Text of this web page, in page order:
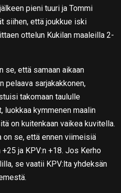
pieni tuuri ja Tommi
siihen, että joukkue iski
ottelun Kukilan maaleilla 2-
se, että samaan aikaan
pelaava sarjakakkonen,
takomaan taululle
kymmenen maalin
on kuitenkaan vaikea kuvitella.
se, että ennen viimeisiä
ja KPV:n +18. Jos Kerho
se vaatii KPV:lta yhdeksän